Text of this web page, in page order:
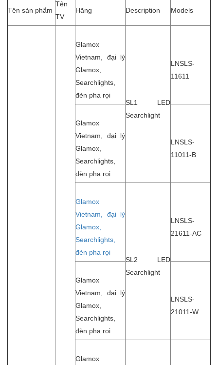
Tên sản phẩm
Tên
TV
Hãng Description Models
Glamox
Vietnam, đại lý
Glamox,
Searchlights,
đèn pha rọi
SL1 LED
Searchlight
LNSLS-
11611
Glamox
Vietnam, đại lý
Glamox,
Searchlights,
đèn pha rọi
LNSLS-
11011-B
Glamox
Vietnam, đại lý
Glamox,
Searchlights,
đèn pha rọi
SL2 LED
Searchlight
LNSLS-
21611-AC
Glamox
Vietnam, đại lý
Glamox,
Searchlights,
đèn pha rọi
LNSLS-
21011-W
Glamox